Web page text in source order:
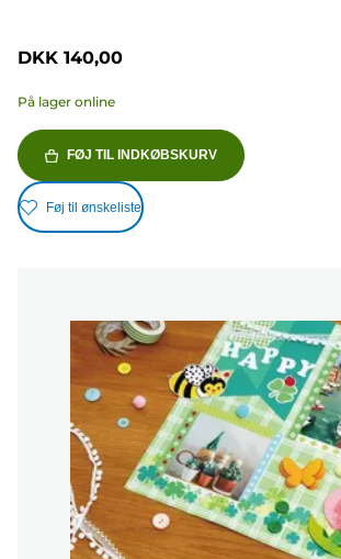
DKK 140,00
På lager online
FØJ TIL INDKØBSKURV
Føj til ønskeliste